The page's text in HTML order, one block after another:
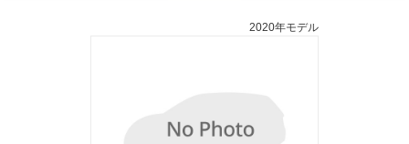
2020年モデル